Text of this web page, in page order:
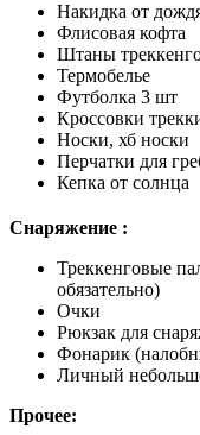
Накидка от
Флисовая кофта
Штаны
Термобелье
Футболка 3 шт
Кроссовки
Носки, хб носки
Перчатки для
Кепка от солнца
Снаряжение :
Треккенговые
обязательно)
Очки
Рюкзак для
Фонарик
Личный
Прочее: